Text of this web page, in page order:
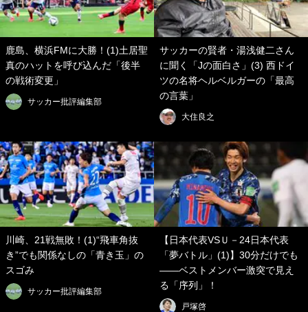
鹿島、横浜FMに大勝！(1)土居聖
真のハットを呼び込んだ「後半
の戦術変更」
サッカー批評編集部
サッカーの賢者・湯浅健二さん
に聞く「Jの面白さ」(3) 西ドイ
ツの名将ヘルベルガーの「最高
の言葉」
大住良之
川崎、21戦無敗！(1)“飛車角抜
き”でも関係なしの「青き玉」の
スゴみ
サッカー批評編集部
【日本代表VSＵ－24日本代表
「夢バトル」(1)】30分だけでも
――ベストメンバー激突で見え
る「序列」！
戸塚啓